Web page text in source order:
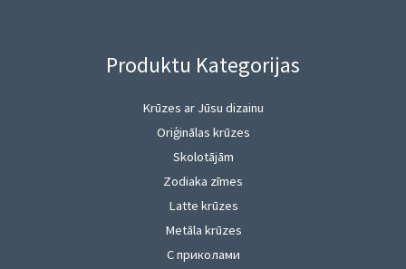
Produktu Kategorijas
Krūzes ar Jūsu dizainu
Oriģinālas krūzes
Skolotājām
Zodiaka zīmes
Latte krūzes
Metāla krūzes
С приколами